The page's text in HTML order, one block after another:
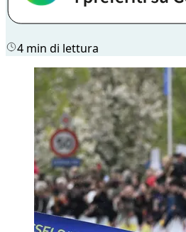
4 min di lettura